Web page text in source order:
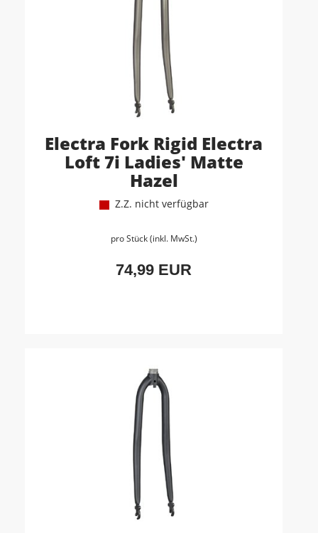
Electra Fork Rigid Electra
Loft 7i Ladies' Matte
Hazel
Z.Z. nicht verfügbar
pro Stück (inkl. MwSt.)
74,99 EUR